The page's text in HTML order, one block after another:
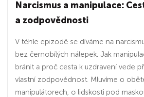
Narcismus a manipulace:
a zodpovědnosti
V téhle epizodě se díváme na
bez černobílých nálepek. Jak
bránit a proč cesta k uzdravení vede
vlastní zodpovědnost. Mluvíme o
manipulátorech, o lidskosti pod